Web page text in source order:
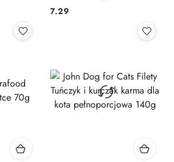
Cena:
7.29